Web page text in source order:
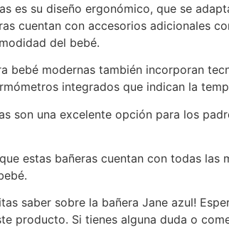
es su diseño ergonómico, que se
cuentan con accesorios adicionales
del bebé.
bebé modernas también incorporan
integrados que indican la
son una excelente opción para los
estas bañeras cuentan con todas las
saber sobre la bañera Jane azul!
producto. Si tienes alguna duda o